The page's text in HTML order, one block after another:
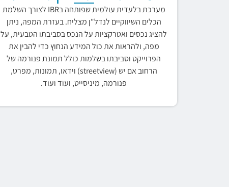
מערכת בלעדית עולמית שפותחה בIBR לצורך השלמת
הכלים השיווקיים לנדל"ן מצליח. בעזרת המפה, ניתן
להציג נכסים ואטרקציות על הנכס בסביבתו הטבעית, על
מפה, ולהראות את כול המידע הנחוץ כדי להבין את
הפרוייקט וסביבתו בשלמות כולל תמונת פנורמה של
הרחוב אם יש (streetview) וידאו, תמונות, מפרט,
פנורמה, מיניסייט, ועוד ועוד.